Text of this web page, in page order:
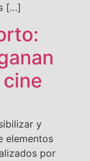
[…]
y
elementos
por